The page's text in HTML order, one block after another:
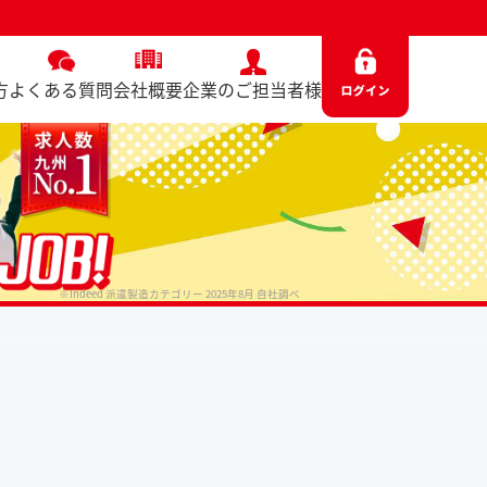
よくある質問会社概要企業のご担当者様
※Indeed 派遣製造カテゴリー 2025年8月 自社調べ